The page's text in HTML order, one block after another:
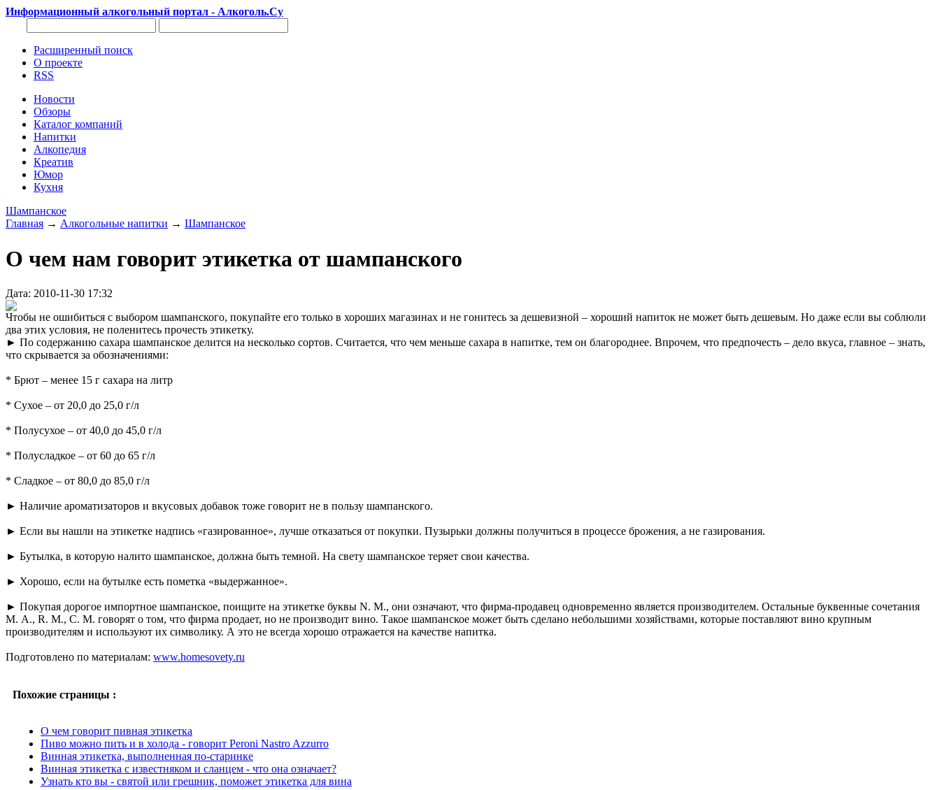
Информационный алкогольный портал - Алкоголь.Су
Расширенный поиск
О проекте
RSS
Новости
Обзоры
Каталог компаний
Напитки
Алкопедия
Креатив
Юмор
Кухня
Шампанское
Главная → Алкогольные напитки → Шампанское
О чем нам говорит этикетка от шампанского
Дата: 2010-11-30 17:32
Чтобы не ошибиться с выбором шампанского, покупайте его только в хороших магазинах и не гонитесь за дешевизной – хороший напиток не может быть дешевым. Но даже если вы соблюли
два этих условия, не поленитесь прочесть этикетку.
► По содержанию сахара шампанское делится на несколько сортов. Считается, что чем меньше сахара в напитке, тем он благороднее. Впрочем, что предпочесть – дело вкуса, главное – знать,
что скрывается за обозначениями:
* Брют – менее 15 г сахара на литр
* Сухое – от 20,0 до 25,0 г/л
* Полусухое – от 40,0 до 45,0 г/л
* Полусладкое – от 60 до 65 г/л
* Сладкое – от 80,0 до 85,0 г/л
► Наличие ароматизаторов и вкусовых добавок тоже говорит не в пользу шампанского.
► Если вы нашли на этикетке надпись «газированное», лучше отказаться от покупки. Пузырьки должны получиться в процессе брожения, а не газирования.
► Бутылка, в которую налито шампанское, должна быть темной. На свету шампанское теряет свои качества.
► Хорошо, если на бутылке есть пометка «выдержанное».
► Покупая дорогое импортное шампанское, поищите на этикетке буквы N. M., они означают, что фирма-про­давец одновременно является производителем. Остальные буквенные сочетания
М. А., R. M., С. М. говорят о том, что фирма продает, но не производит вино. Такое шампанское может быть сделано небольшими хозяйствами, которые поставляют вино крупным
производителям и используют их символику. А это не всегда хорошо отражается на качестве напитка.
Подготовлено по материалам: www.homesovety.ru
Похожие страницы :
О чем говорит пивная этикетка
Пиво можно пить и в холода - говорит Peroni Nastro Azzurro
Винная этикетка, выполненная по-старинке
Винная этикетка с известняком и сланцем - что она означает?
Узнать кто вы - святой или грешник, поможет этикетка для вина